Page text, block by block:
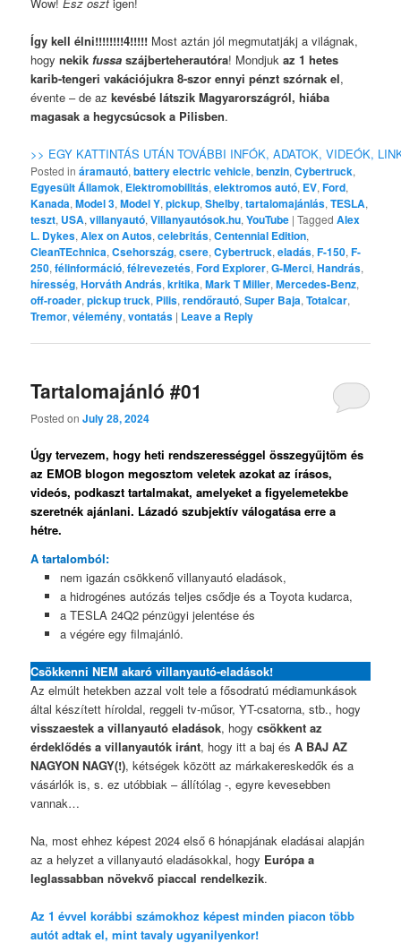
Így kell élni!!!!!!!!4!!!!! Most aztán jól megmutatjákj a világnak,
hogynekikfussa szájberteherautóra! Mondjukaz 1 hetes
karib-tengeri vakációjukra 8-szor ennyi pénzt szórnak el,
évente – de azkevésbé látszik Magyarországról, hiába
magasak a hegycsúcsok a Pilisben.
>> EGY KATTINTÁS UTÁN TOVÁBBI INFÓK, ADATOK, VIDEÓK,
Posted in áramautó,battery electric vehicle,benzin,Cybertruck,
Egyesült Államok, Elektromobilitás,elektromos autó, EV,Ford,
Kanada,Model 3,Model Y,pickup,Shelby,tartalomajánlás,TESLA,
teszt, USA,villanyautó,Villanyautósok.hu,YouTube |Tagged Alex
L. Dykes,Alex on Autos,celebritás,Centennial Edition,
CleanTEchnica,Csehország,csere,Cybertruck,eladás,F-150,F-
250,félinformáció,félrevezetés,Ford Explorer,G-Merci,Handrás,
híresség,Horváth András,kritika,Mark T Miller,Mercedes-Benz,
off-roader,pickup truck, Pilis,rendőrautó,Super Baja,Totalcar,
Tremor,vélemény,vontatás | Leave a Reply
Tartalomajánló #01
Posted onJuly 28, 2024
Úgy tervezem, hogy heti rendszerességgel összegyűjtöm és
az EMOB blogon megosztom veletek azokat az írásos,
videós, podkaszt tartalmakat, amelyeket a figyelemetekbe
szeretnék ajánlani. Lázadó szubjektív válogatása erre a
hétre.
A tartalomból:
nem igazán csökkenő villanyautó eladások,
a hidrogénes autózás teljes csődje és a Toyota kudarca,
a TESLA 24Q2 pénzügyi jelentése és
a végére egy filmajánló.
Csökkenni NEM akaró villanyautó-eladások!
Az elmúlt hetekben azzal volt tele a fősodratú médiamunkások
által készített híroldal, reggeli tv-műsor, YT-csatorna, stb., hogy
visszaestek a villanyautó eladások, hogycsökkent az
érdeklődés a villanyautók iránt, hogy itt a baj ésA BAJ AZ
NAGYON NAGY(!), kétségek között az márkakereskedők és a
vásárlók is, s. ez utóbbiak – állítólag -, egyre kevesebben
vannak…
Na, most ehhez képest 2024 első 6 hónapjának eladásai alapján
az a helyzet a villanyautó eladásokkal, hogy Európa a
leglassabban növekvő piaccal rendelkezik.
Az 1 évvel korábbi számokhoz képest minden piacon több
autót adtak el, mint tavaly ugyanilyenkor!